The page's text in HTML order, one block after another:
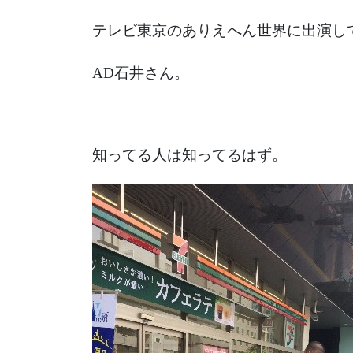
テレビ東京のありえへん世界に出演し
AD石井さん。
知ってる人は知ってるはず。